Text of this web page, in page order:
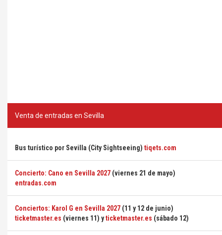
Venta de entradas en Sevilla
Bus turístico por Sevilla (City Sightseeing) tiqets.com
Concierto: Cano en Sevilla 2027 (viernes 21 de mayo)
entradas.com
Conciertos: Karol G en Sevilla 2027 (11 y 12 de junio)
ticketmaster.es (viernes 11) yticketmaster.es (sábado 12)